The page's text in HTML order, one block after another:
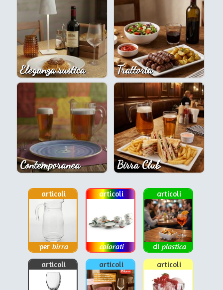
Eleganza rustica Trattoria
Contemporanea Birra Club
articoli
per birra
articoli
colorati
articoli
di plastica
articoli
articoli articoli